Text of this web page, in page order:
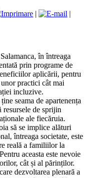
în întreaga
prin programe de
aplicării, pentru
practici cât mai
incluzive.
seama de apartenența
de sprijin
ale fiecăruia.
să se implice alături
întreaga societate, este
reală a familiilor la
aceasta este nevoie
cât și al părinților.
dezvoltarea plenară a